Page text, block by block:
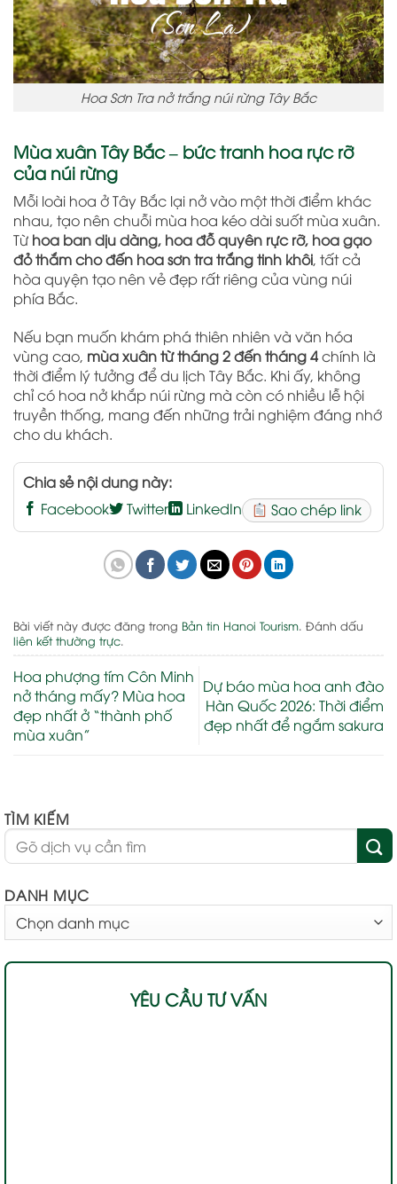
Hoa Sơn Tra nở trắng núi rừng Tây Bắc
Mùa xuân Tây Bắc – bức tranh hoa rực rỡ
của núi rừng
Mỗi loài hoa ở Tây Bắc lại nở vào một thời điểm khác
nhau, tạo nên chuỗi mùa hoa kéo dài suốt mùa xuân.
Từ hoa ban dịu dàng, hoa đỗ quyên rực rỡ, hoa gạo
đỏ thắm cho đến hoa sơn tra trắng tinh khôi, tất cả
hòa quyện tạo nên vẻ đẹp rất riêng của vùng núi
phía Bắc.
Nếu bạn muốn khám phá thiên nhiên và văn hóa
vùng cao, mùa xuân từ tháng 2 đến tháng 4chính là
thời điểm lý tưởng để du lịch Tây Bắc. Khi ấy, không
chỉ có hoa nở khắp núi rừng mà còn có nhiều lễ hội
truyền thống, mang đến những trải nghiệm đáng nhớ
cho du khách.
Chia sẻ nội dung này:
Facebook
Twitter LinkedIn Sao chép link
Bài viết này được đăng trong Bản tin Hanoi Tourism . Đánh dấu
liên kết thường trực
Hoa phượng tím Côn Minh
nở tháng mấy? Mùa hoa
đẹp nhất ở “thành phố
mùa xuân”
Dự báo mùa hoa anh đào
Hàn Quốc 2026: Thời điểm
đẹp nhất để ngắm sakura
TÌM KIẾM
DANH MỤC
MỤC
YÊU CẦU TƯ VẤN